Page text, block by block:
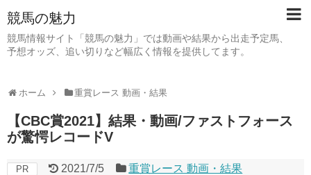
競馬の魅力
競馬情報サイト「競馬の魅力」では動画や結果から出走予定馬、
予想オッズ、追い切りなど幅広く情報を提供してます。
ホーム 重賞レース 動画・結果
【CBC賞2021】結果・動画/ファストフォース
が驚愕レコードV
PR 2021/7/5 重賞レース 動画・結果